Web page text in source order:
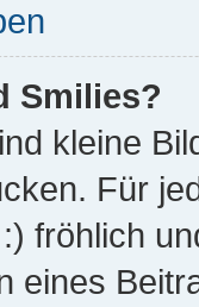
Smilies?
kleine
Für
fröhlich
eines